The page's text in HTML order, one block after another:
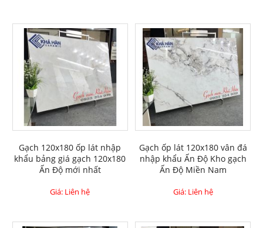
Gạch 120x180 ốp lát nhập
khẩu bảng giá gạch 120x180
Ấn Độ mới nhất
Giá: Liên hệ
Gạch ốp lát 120x180 vân đá
nhập khẩu Ấn Độ Kho gạch
Ấn Độ Miền Nam
Giá: Liên hệ